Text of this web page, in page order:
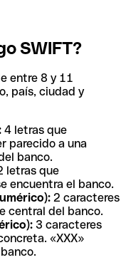
SWIFT?
entre 8 y 11
país, ciudad y
4 letras que
parecido a una
banco.
letras que
encuentra el banco.
2 caracteres
central del banco.
3 caracteres
«XXX»